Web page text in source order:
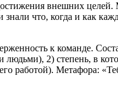
внешних целей.
что, когда и как
к команде.
людьми), 2) степень, в
работой). Метафора: